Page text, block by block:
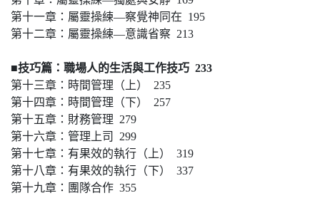
第十一章：屬靈操練―察覺神同在 195
第十二章：屬靈操練―意識省察 213
■技巧篇：職場人的生活與工作技巧 233
第十三章：時間管理（上） 235
第十四章：時間管理（下） 257
第十五章：財務管理 279
第十六章：管理上司 299
第十七章：有果效的執行（上） 319
第十八章：有果效的執行（下） 337
第十九章：團隊合作 355